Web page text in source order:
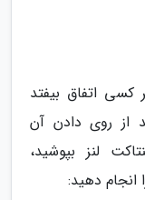
کسی اتفاق بیفتد
از روی دادن آن
لنز بپوشید،
انجام دهید: